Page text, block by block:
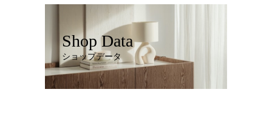
Shop Data
ショップデータ